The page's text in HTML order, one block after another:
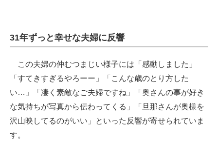
31年ずっと幸せな夫婦に反響
この夫婦の仲むつまじい様子には「感動しました」
「すてきすぎるやろーー」「こんな歳のとり方した
い…」「凄く素敵なご夫婦ですね」「奥さんの事が好き
な気持ちが写真から伝わってくる」「旦那さんが奥様を
沢山映してるのがいい」といった反響が寄せられていま
す。